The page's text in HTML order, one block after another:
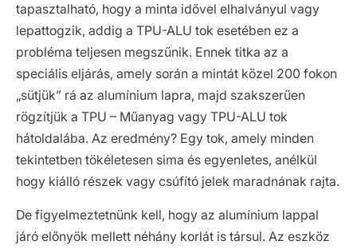
tapasztalható, hogy a minta idővel elhalványul vagy
lepattogzik, addig a TPU-ALU tok esetében ez a
probléma teljesen megszűnik. Ennek titka az a
speciális eljárás, amely során a mintát közel 200 fokon
„sütjük” rá az alumínium lapra, majd szakszerűen
rögzítjük a TPU – Műanyag vagy TPU-ALU tok
hátoldalába. Az eredmény? Egy tok, amely minden
tekintetben tökéletesen sima és egyenletes, anélkül
hogy kiálló részek vagy csúfító jelek maradnának rajta.
De figyelmeztetnünk kell, hogy az alumínium lappal
járó előnyök mellett néhány korlát is társul. Az eszköz